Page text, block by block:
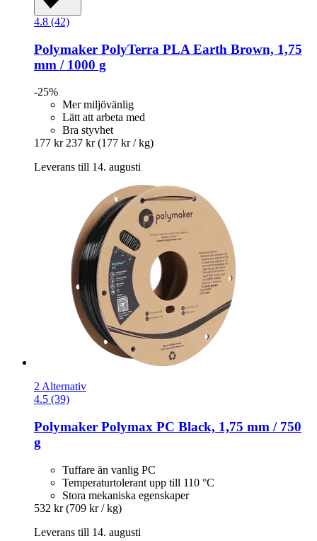
4.8 (42)
Polymaker PolyTerra PLA Earth Brown, 1,75
mm / 1000 g
-25%
Mer miljövänlig
Lätt att arbeta med
Bra styvhet
177 kr 237 kr (177 kr / kg)
Leverans till 14. augusti
2 Alternativ
4.5 (39)
Polymaker Polymax PC Black, 1,75 mm / 750
g
Tuffare än vanlig PC
Temperaturtolerant upp till 110 °C
Stora mekaniska egenskaper
532 kr (709 kr / kg)
Leverans till 14. augusti